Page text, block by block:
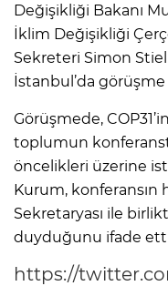
Değişikliği Bakanı
İklim Değişikliği
Sekreteri Simon
İstanbul’da
Görüşmede,
toplumun
öncelikleri üzerine
Kurum, konferansın
Sekretaryası ile
duyduğunu ifade
https://